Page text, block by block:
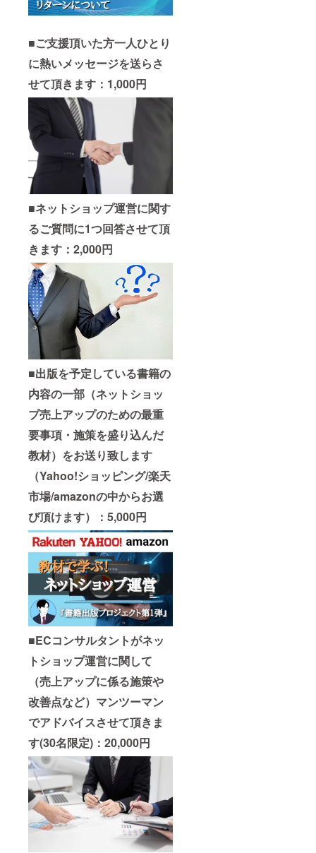
■ご支援頂いた方一人ひとり
に熱いメッセージを送らさ
せて頂きます：1,000円
■ネットショップ運営に関す
るご質問に1つ回答させて頂
きます：2,000円
■出版を予定している書籍の
内容の一部（ネットショッ
プ売上アップのための最重
要事項・施策を盛り込んだ
教材）をお送り致します
（Yahoo!ショッピング/楽天
市場/amazonの中からお選
び頂けます）：5,000円
■ECコンサルタントがネッ
トショップ運営に関して
（売上アップに係る施策や
改善点など）マンツーマン
でアドバイスさせて頂きま
す(30名限定)：20,000円